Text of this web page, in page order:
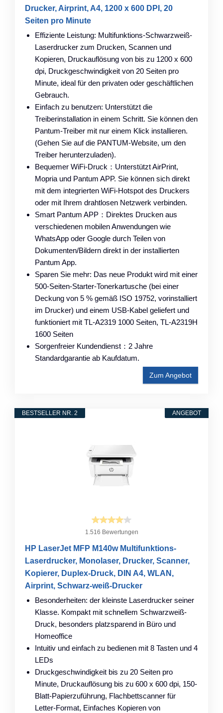
Drucker, Airprint, A4, 1200 x 600 DPI, 20
Seiten pro Minute
Effiziente Leistung: Multifunktions-Schwarzweiß-
Laserdrucker zum Drucken, Scannen und
Kopieren, Druckauflösung von bis zu 1200 x 600
dpi, Druckgeschwindigkeit von 20 Seiten pro
Minute, ideal für den privaten oder geschäftlichen
Gebrauch.
Einfach zu benutzen: Unterstützt die
Treiberinstallation in einem Schritt. Sie können den
Pantum-Treiber mit nur einem Klick installieren.
(Gehen Sie auf die PANTUM-Website, um den
Treiber herunterzuladen).
Bequemer WiFi-Druck：Unterstützt AirPrint,
Mopria und Pantum APP. Sie können sich direkt
mit dem integrierten WiFi-Hotspot des Druckers
oder mit Ihrem drahtlosen Netzwerk verbinden.
Smart Pantum APP：Direktes Drucken aus
verschiedenen mobilen Anwendungen wie
WhatsApp oder Google durch Teilen von
Dokumenten/Bildern direkt in der installierten
Pantum App.
Sparen Sie mehr: Das neue Produkt wird mit einer
500-Seiten-Starter-Tonerkartusche (bei einer
Deckung von 5 % gemäß ISO 19752, vorinstalliert
im Drucker) und einem USB-Kabel geliefert und
funktioniert mit TL-A2319 1000 Seiten, TL-A2319H
1600 Seiten
Sorgenfreier Kundendienst：2 Jahre
Standardgarantie ab Kaufdatum.
Zum Angebot
ANGEBOT
BESTSELLER NR. 2
1.516 Bewertungen
HP LaserJet MFP M140w Multifunktions-
Laserdrucker, Monolaser, Drucker, Scanner,
Kopierer, Duplex-Druck, DIN A4, WLAN,
Airprint, Schwarz-weiß-Drucker
Besonderheiten: der kleinste Laserdrucker seiner
Klasse. Kompakt mit schnellem Schwarzweiß-
Druck, besonders platzsparend in Büro und
Homeoffice
Intuitiv und einfach zu bedienen mit 8 Tasten und 4
LEDs
Druckgeschwindigkeit bis zu 20 Seiten pro
Minute, Druckauflösung bis zu 600 x 600 dpi, 150-
Blatt-Papierzuführung, Flachbettscanner für
Letter-Format, Einfaches Kopieren von